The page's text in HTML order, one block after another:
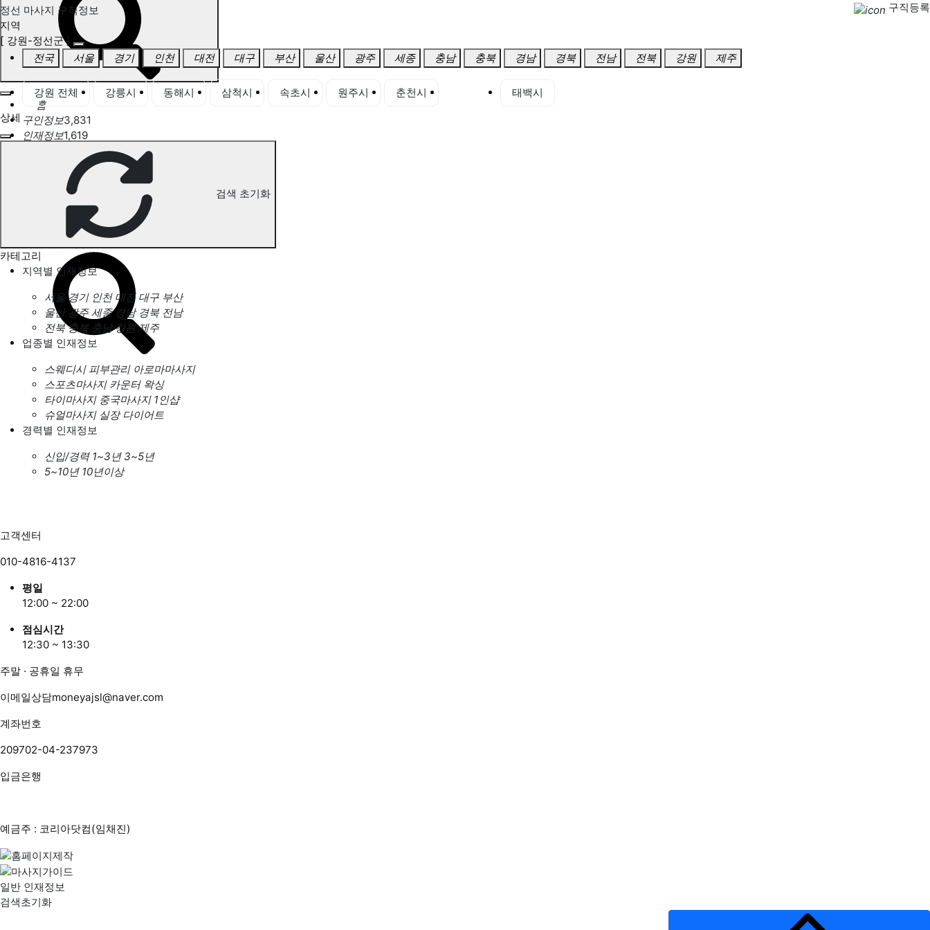
홈
구인정보3,831
인재정보1,619
고객센터
전국업체정보 마사지가이드
업체 서비스 관리
개인 서비스 관리
정선 마사지 구직정보
구직등록
지역
[ 강원-정선군 ]
전국
서울 경기 인천 대전 대구 부산 울산 광주 세종 충남 충북 경남 경북 전남 전북 강원 제주
강원 전체 강릉시 동해시 삼척시 속초시 원주시 춘천시
태백시
상세
검색 초기화
카테고리
지역별 인재정보
서울 경기 인천 대전 대구 부산
울산 광주 세종 경남 경북 전남
전북 충북 충남 강원 제주
업종별 인재정보
스웨디시 피부관리 아로마마사지
스포츠마사지 카운터 왁싱
타이마사지 중국마사지 1인샵
슈얼마사지 실장 다이어트
경력별 인재정보
신입/경력 1~3년 3~5년
5~10년 10년이상
고객센터
010-4816-4137
평일
12:00 ~ 22:00
점심시간
12:30 ~ 13:30
주말 · 공휴일 휴무
이메일상담moneyajsl@naver.com
계좌번호
209702-04-237973
입금은행
예금주 : 코리아닷컴(임채진)
일반 인재정보
검색초기화